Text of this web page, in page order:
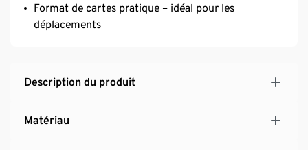
Format de cartes pratique – idéal pour les
déplacements
Description du produit
Matériau